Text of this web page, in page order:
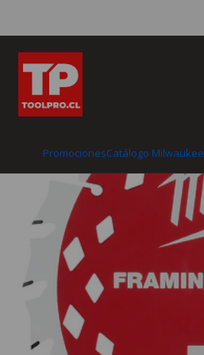
PromocionesCatálogo Milwaukee